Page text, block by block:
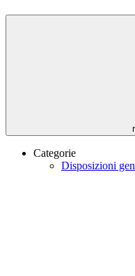
Categorie
Disposizioni